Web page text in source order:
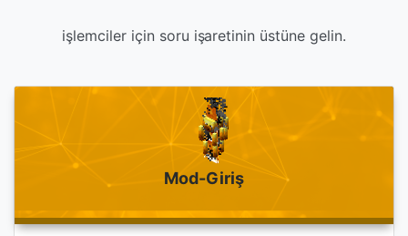
işlemciler için soru işaretinin üstüne gelin.
Mod-Giriş